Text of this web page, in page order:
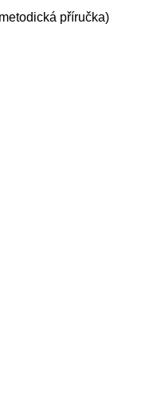
příručka)